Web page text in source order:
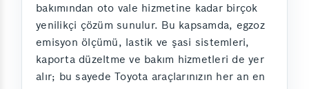
bakımından oto vale hizmetine kadar birçok
yenilikçi çözüm sunulur. Bu kapsamda, egzoz
emisyon ölçümü, lastik ve şasi sistemleri,
kaporta düzeltme ve bakım hizmetleri de yer
alır; bu sayede Toyota araçlarınızın her an en